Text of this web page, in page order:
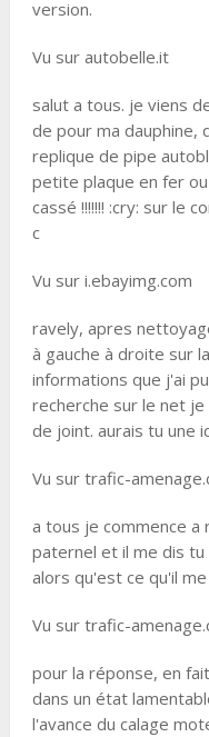
version.
Vu sur autobelle.it
salut a tous. je viens
de pour ma dauphine,
replique de pipe
petite plaque en fer
cassé !!!!!!! :cry: sur le
c
Vu sur i.ebayimg.com
ravely, apres
à gauche à droite sur
informations que j'ai
recherche sur le net
de joint. aurais tu une
Vu sur trafic-
a tous je commence
paternel et il me dis tu
alors qu'est ce qu'il
Vu sur trafic-
pour la réponse, en
dans un état
l'avance du calage